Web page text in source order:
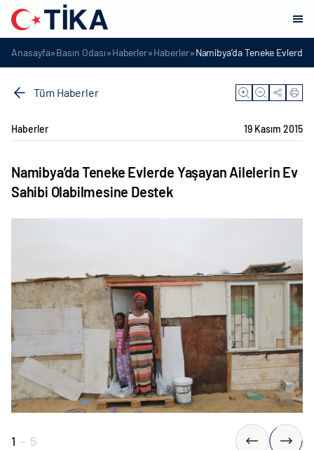
Anasayfa»Basın Odası»Haberler»Haberler»Namibya’da Teneke
Tüm Haberler
Haberler 19 Kasım 2015
Namibya’da Teneke Evlerde Yaşayan Ailelerin Ev
Sahibi Olabilmesine Destek
1 - 5